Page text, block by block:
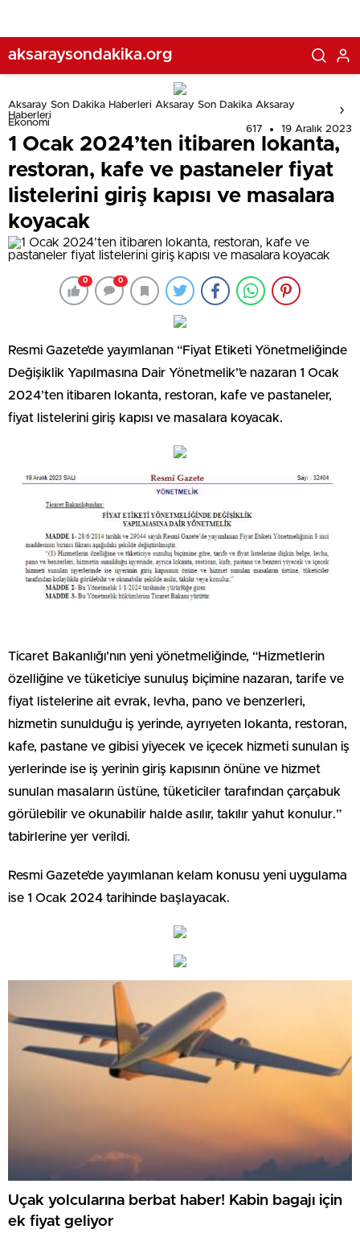
aksaraysondakika.org
Aksaray Son Dakika Haberleri Aksaray Son Dakika Aksaray
Haberleri
Ekonomi
617 19 Aralık 2023
1 Ocak 2024’ten itibaren lokanta,
restoran, kafe ve pastaneler fiyat
listelerini giriş kapısı ve masalara
koyacak
0 0
Resmi Gazete’de yayımlanan “Fiyat Etiketi Yönetmeliğinde
Değişiklik Yapılmasına Dair Yönetmelik”e nazaran 1 Ocak
2024’ten itibaren lokanta, restoran, kafe ve pastaneler,
fiyat listelerini giriş kapısı ve masalara koyacak.
Ticaret Bakanlığı’nın yeni yönetmeliğinde, “Hizmetlerin
özelliğine ve tüketiciye sunuluş biçimine nazaran, tarife ve
fiyat listelerine ait evrak, levha, pano ve benzerleri,
hizmetin sunulduğu iş yerinde, ayrıyeten lokanta, restoran,
kafe, pastane ve gibisi yiyecek ve içecek hizmeti sunulan iş
yerlerinde ise iş yerinin giriş kapısının önüne ve hizmet
sunulan masaların üstüne, tüketiciler tarafından çarçabuk
görülebilir ve okunabilir halde asılır, takılır yahut konulur.”
tabirlerine yer verildi.
Resmi Gazete’de yayımlanan kelam konusu yeni uygulama
ise 1 Ocak 2024 tarihinde başlayacak.
Uçak yolcularına berbat haber! Kabin bagajı için
ek fiyat geliyor